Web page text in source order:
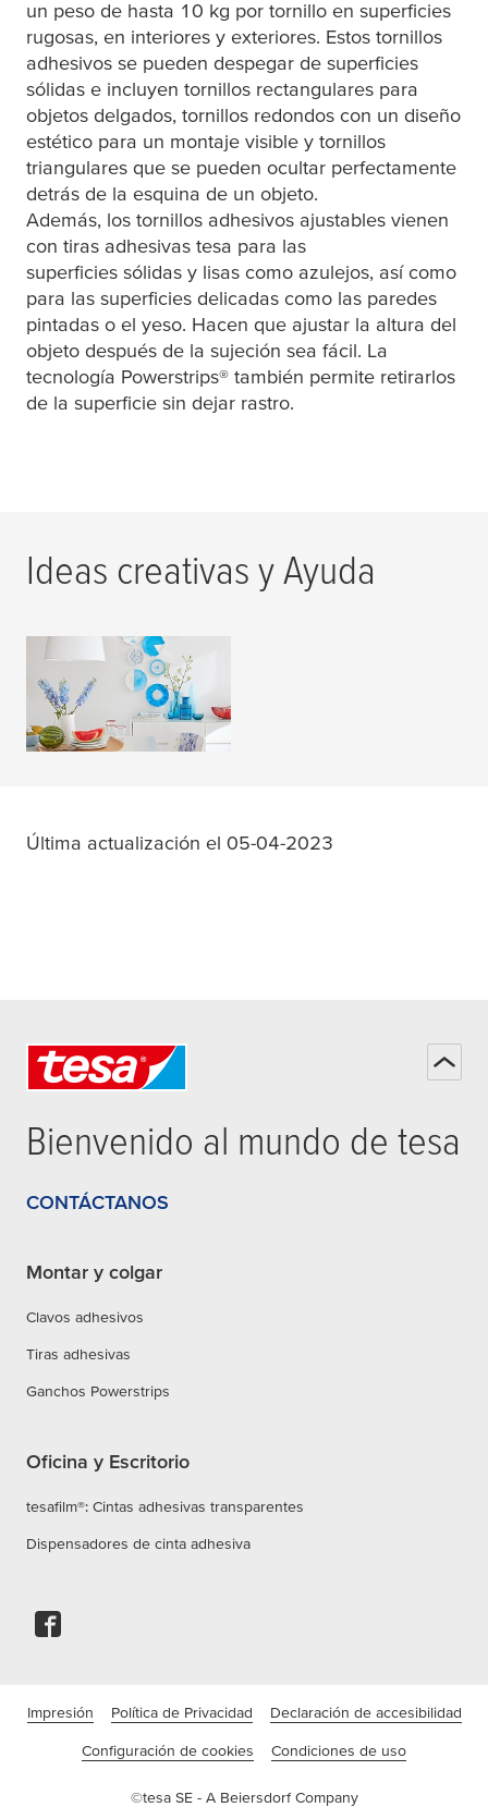
un peso de hasta 10 kg por tornillo en superficies
rugosas, en interiores y exteriores. Estos tornillos
adhesivos se pueden despegar de superficies
sólidas e incluyen tornillos rectangulares para
objetos delgados, tornillos redondos con un diseño
estético para un montaje visible y tornillos
triangulares que se pueden ocultar perfectamente
detrás de la esquina de un objeto.
Además, los tornillos adhesivos ajustables vienen
con tiras adhesivas tesa para las
superficies sólidas y lisas como azulejos, así como
para las superficies delicadas como las paredes
pintadas o el yeso. Hacen que ajustar la altura del
objeto después de la sujeción sea fácil. La
tecnología Powerstrips® también permite retirarlos
de la superficie sin dejar rastro.
Ideas creativas y Ayuda
DIY Magazine
LEER MÁS
Última actualización el 05-04-2023
Bienvenido al mundo de tesa
CONTÁCTANOS
Montar y colgar
Clavos adhesivos
Tiras adhesivas
Ganchos Powerstrips
Oficina y Escritorio
tesafilm®: Cintas adhesivas transparentes
Dispensadores de cinta adhesiva
Impresión Política de Privacidad Declaración de accesibilidad
Configuración de cookies Condiciones de uso
©tesa SE - A Beiersdorf Company